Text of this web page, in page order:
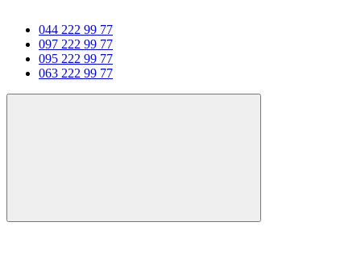
044 222 99 77
097 222 99 77
095 222 99 77
063 222 99 77